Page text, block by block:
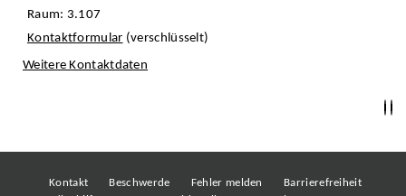
Raum: 3.107
Kontaktformular (verschlüsselt)
Weitere Kontaktdaten
Kontakt Beschwerde Fehler melden
Barrierefreiheit